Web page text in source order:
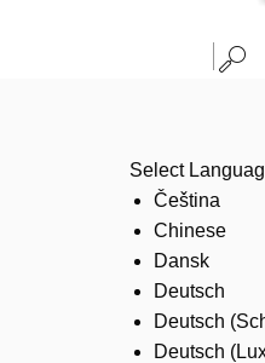
Select
Čeština
Chinese
Dansk
Deutsch
Deutsch
Deutsch